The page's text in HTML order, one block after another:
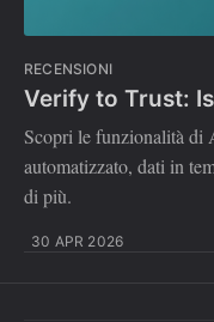
RECENSIONI
Verify to Trust:
Scopri le funzionalità di
automatizzato, dati in
di più.
30 APR 2026